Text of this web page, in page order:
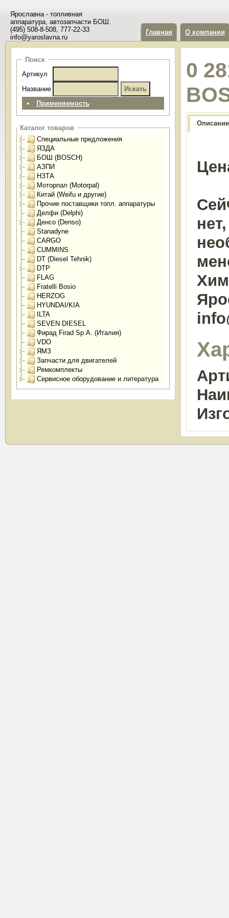
Ярославна - топливная
аппаратура, автозапчасти БОШ.
(495) 508-8-508, 777-22-33
info@yaroslavna.ru
Главная О компании
Поиск
Артикул
Название
Применяемость
Каталог товаров
Специальные предложения
ЯЗДА
БОШ (BOSCH)
АЗПИ
НЗТА
Моторпал (Motorpal)
Китай (Weifu и другие)
Прочие поставщики топл. аппаратуры
Делфи (Delphi)
Денсо (Denso)
Stanadyne
CARGO
CUMMINS
DT (Diesel Tehnik)
DTP
FLAG
Fratelli Bosio
HERZOG
HYUNDAI/KIA
ILTA
SEVEN DIESEL
Фирад Firad Sp.A. (Италия)
VDO
ЯМЗ
Запчасти для двигателей
Ремкомплекты
Сервисное оборудование и литература
0
Описание